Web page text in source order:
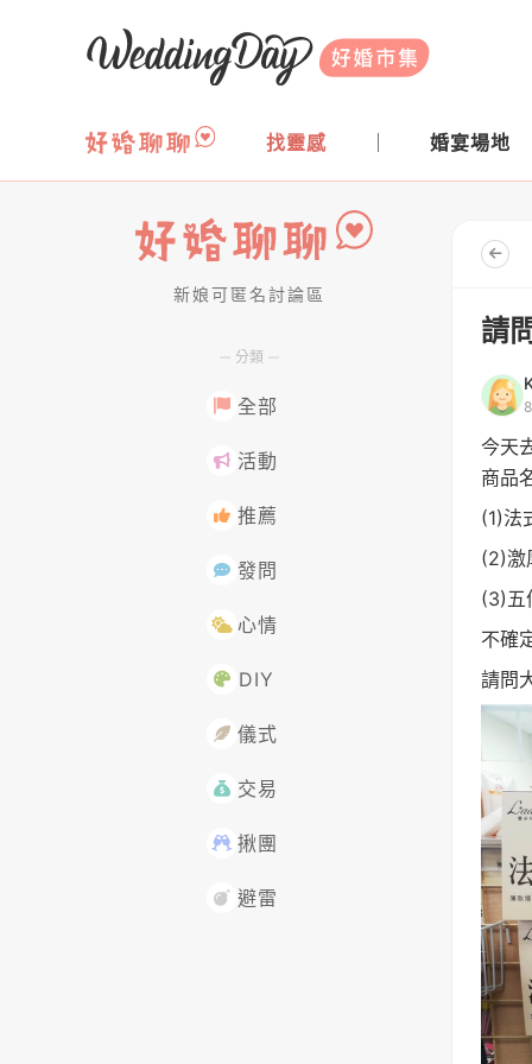
WeddingDay 好婚市集
找靈感 婚宴場地
好婚聊聊新娘可匿名討論區
分類
全部
活動
推薦
發問
心情
DIY
儀式
交易
揪團
避雷
請
今天
商品
(1)法
(2)激
(3)五
不確
請問